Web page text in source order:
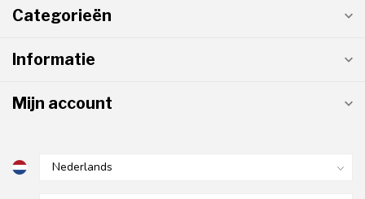
Categorieën
Informatie
Mijn account